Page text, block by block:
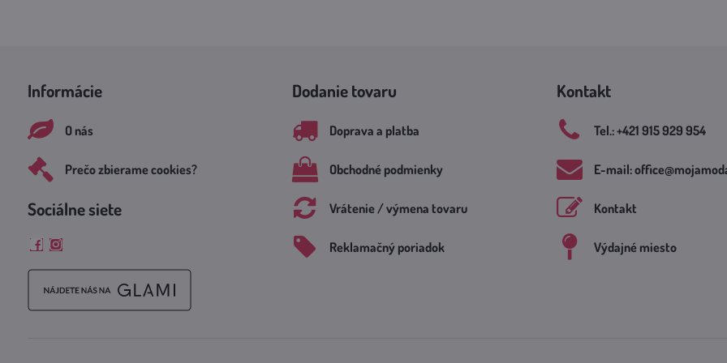
Informácie
O nás
Prečo zbierame cookies?
Sociálne siete
FacebookInstagram
Dodanie tovaru
Doprava a platba
Obchodné podmienky
Vrátenie / výmena tovaru
Reklamačný poriadok
Kontakt
Tel​.: +421 915 929 954
E-mail:
Kontakt
Výdajné miesto